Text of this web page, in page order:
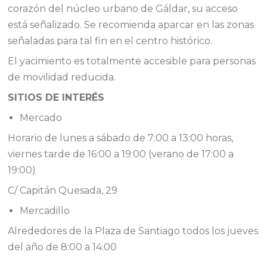
corazón del núcleo urbano de Gáldar, su acceso
está señalizado. Se recomienda aparcar en las zonas
señaladas para tal fin en el centro histórico.
El yacimiento es totalmente accesible para personas
de movilidad reducida.
SITIOS DE INTERÉS
Mercado
Horario de lunes a sábado de 7:00 a 13:00 horas,
viernes tarde de 16:00 a 19:00 (verano de 17:00 a
19:00)
C/ Capitán Quesada, 29
Mercadillo
Alrededores de la Plaza de Santiago todos los jueves
del año de 8:00 a 14:00